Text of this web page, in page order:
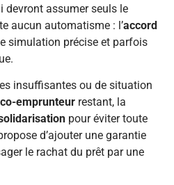
devront assumer seuls le
aucun automatisme : l’accord
simulation précise et parfois
insuffisantes ou de situation
co-emprunteur restant, la
pour éviter toute
d’ajouter une garantie
le rachat du prêt par une